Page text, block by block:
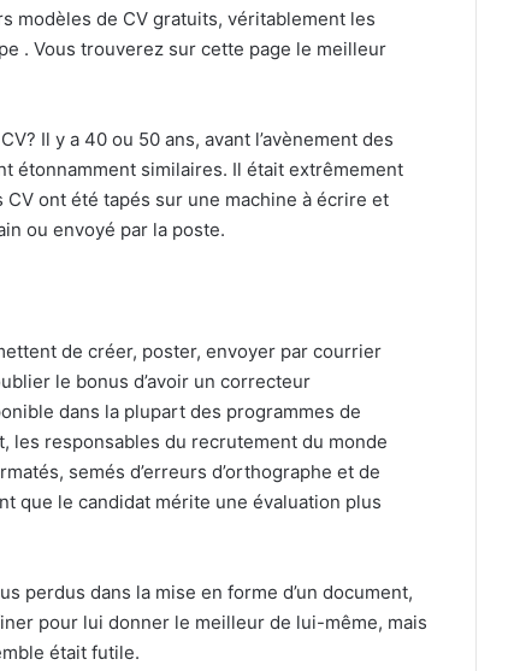
modèles de CV gratuits, véritablement les
. Vous trouverez sur cette page le meilleur
Il y a 40 ou 50 ans, avant l’avènement des
étonnamment similaires. Il était extrêmement
ont été tapés sur une machine à écrire et
ou envoyé par la poste.
de créer, poster, envoyer par courrier
le bonus d’avoir un correcteur
dans la plupart des programmes de
les responsables du recrutement du monde
semés d’erreurs d’orthographe et de
que le candidat mérite une évaluation plus
perdus dans la mise en forme d’un document,
pour lui donner le meilleur de lui-même, mais
était futile.